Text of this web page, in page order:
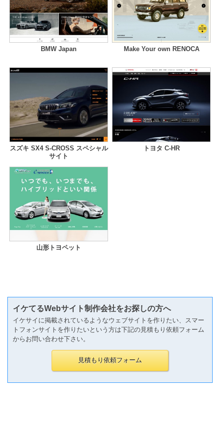
BMW Japan Make Your own RENOCA
スズキ SX4 S-CROSS スペシャル
サイト
トヨタ C-HR
山形トヨペット
イケてるWebサイト制作会社をお探しの方へ
イケサイに掲載されているようなウェブサイトを作りたい、スマー
トフォンサイトを作りたいという方は下記の見積もり依頼フォーム
からお問い合わせ下さい。